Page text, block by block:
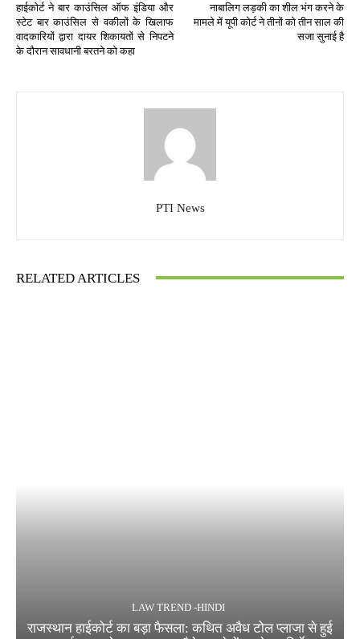
हाईकोर्ट ने बार काउंसिल ऑफ इंडिया और
स्टेट बार काउंसिल से वकीलों के खिलाफ
वादकारियों द्वारा दायर शिकायतों से निपटने
के दौरान सावधानी बरतने को कहा
नाबालिग लड़की का शील भंग करने के
मामले में यूपी कोर्ट ने तीनों को तीन साल की
सजा सुनाई है
PTI News
RELATED ARTICLES
LAW TREND -HINDI
राजस्थान हाईकोर्ट का बड़ा फैसला: कथित अवैध टोल प्लाजा से हुई